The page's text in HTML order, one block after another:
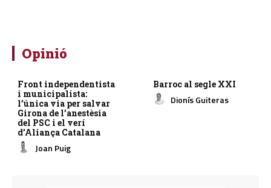
Opinió
Front independentista
i municipalista:
l’única via per salvar
Girona de l’anestèsia
del PSC i el verí
d’Aliança Catalana
Joan Puig
Barroc al segle XXI
Dionís Guiteras